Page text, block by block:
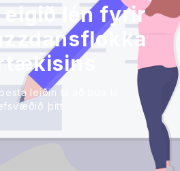
eigið lén fyrir
leiðin til að búa til
þitt